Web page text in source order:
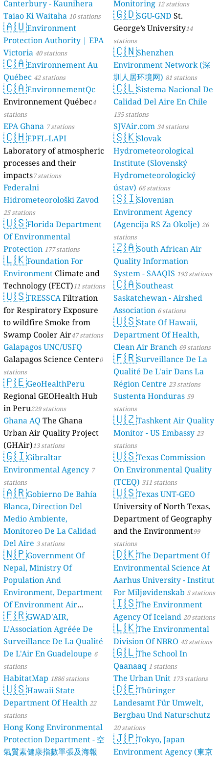
Canterbury - Kaunihera
Taiao Ki Waitaha 10 stations
🇦🇺Environment
Protection Authority | EPA
Victoria 40 stations
🇨🇦Environnement Au
Québec 42 stations
🇨🇦EnvironnementQc
Environnement Québec4
stations
EPA Ghana 7 stations
🇨🇭EPFL-LAPI
Laboratory of atmospheric
processes and their
impacts7 stations
Federalni
Hidrometeorološki Zavod
25 stations
🇺🇸Florida Department
Of Environmental
Protection 177 stations
🇱🇰Foundation For
Environment Climate and
Technology (FECT)11 stations
🇺🇸FRESSCAFiltration
for Respiratory Exposure
to wildfire Smoke from
Swamp Cooler Air47 stations
Galapagos UNC/USFQ
Galapagos Science Center0
stations
🇵🇪GeoHealthPeru
Regional GEOHealth Hub
in Peru229 stations
Ghana AQ The Ghana
Urban Air Quality Project
(GHAir)13 stations
🇬🇮Gibraltar
Environmental Agency 7
stations
🇦🇷Gobierno De Bahía
Blanca, Direction Del
Medio Ambiente,
Monitoreo De La Calidad
Del Aire 3 stations
🇳🇵Government Of
Nepal, Ministry Of
Population And
Environment, Department
Of Environment Air
Quality Monitoring
stations
🇫🇷GWAD'AIR,
L’Association Agréée De
Surveillance De La Qualité
De L'Air En Guadeloupe 6
stations
HabitatMap 1886 stations
🇺🇸Hawaii State
Department Of Health 22
stations
Hong Kong Environmental
Protection Department - 空
氣質素健康指數單張及海報
Monitoring 12 stations
🇬🇩SGU-GND St.
George’s University14
stations
🇨🇳Shenzhen
Environment Network (深
圳人居环境网) 81 stations
🇨🇱Sistema Nacional De
Calidad Del Aire En Chile
135 stations
SJVAir.com 34 stations
🇸🇰Slovak
Hydrometeorological
Institute (Slovenský
Hydrometeorologický
ústav) 66 stations
🇸🇮Slovenian
Environment Agency
(Agencija RS Za Okolje) 26
stations
🇿🇦South African Air
Quality Information
System - SAAQIS 193 stations
🇨🇦Southeast
Saskatchewan - Airshed
Association 6 stations
🇺🇸State Of Hawaii,
Department Of Health,
Clean Air Branch 69 stations
🇫🇷Surveillance De La
Qualité De L'air Dans La
Région Centre 23 stations
Sustenta Honduras 59
stations
🇺🇿Tashkent Air Quality
Monitor - US Embassy 23
stations
🇺🇸Texas Commission
On Environmental Quality
(TCEQ) 311 stations
🇺🇸Texas UNT-GEO
University of North Texas,
Department of Geography
and the Environment99
stations
🇩🇰The Department Of
Environmental Science At
Aarhus University - Institut
For Miljøvidenskab 5 stations
🇮🇸The Environment
Agency Of Iceland 20 stations
🇱🇰The Environmental
Division Of NBRO 43 stations
🇬🇱The School In
Qaanaaq 1 stations
The Urban Unit 173 stations
🇩🇪Thüringer
Landesamt Für Umwelt,
Bergbau Und Naturschutz
20 stations
🇯🇵Tokyo, Japan
Environment Agency (東京